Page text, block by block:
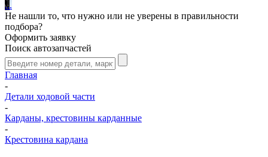
...
Не нашли то, что нужно или не уверены в правильности
подбора?
Оформить заявку
Поиск автозапчастей
Главная
-
Детали ходовой части
-
Карданы, крестовины карданные
-
Крестовина кардана